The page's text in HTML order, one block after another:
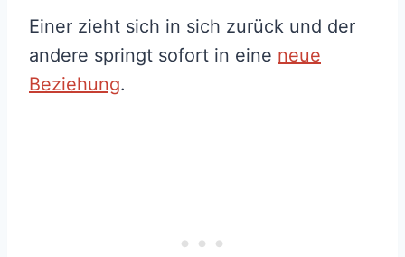
Einer zieht sich in sich zurück und der
andere springt sofort in eine neue
Beziehung.